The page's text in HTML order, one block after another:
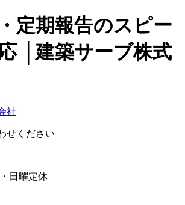
定期報告のスピー
│建築サーブ株式
せください
日曜定休